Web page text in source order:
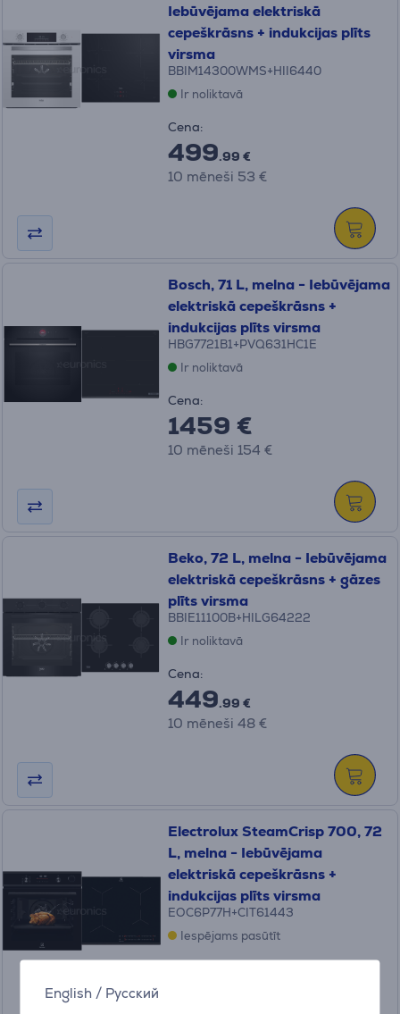
English / Русский
Iebūvējama elektriskā
cepeškrāsns + indukcijas plīts
virsma
BBIM14300WMS+HII6440
Ir noliktavā
Cena:
499.99 €
10 mēneši 53 €
Bosch, 71 L, melna - Iebūvējama
elektriskā cepeškrāsns +
indukcijas plīts virsma
HBG7721B1+PVQ631HC1E
Ir noliktavā
Cena:
1459 €
10 mēneši 154 €
Beko, 72 L, melna - Iebūvējama
elektriskā cepeškrāsns + gāzes
plīts virsma
BBIE11100B+HILG64222
Ir noliktavā
Cena:
449.99 €
10 mēneši 48 €
Electrolux SteamCrisp 700, 72
L, melna - Iebūvējama
elektriskā cepeškrāsns +
indukcijas plīts virsma
EOC6P77H+CIT61443
Iespējams pasūtīt